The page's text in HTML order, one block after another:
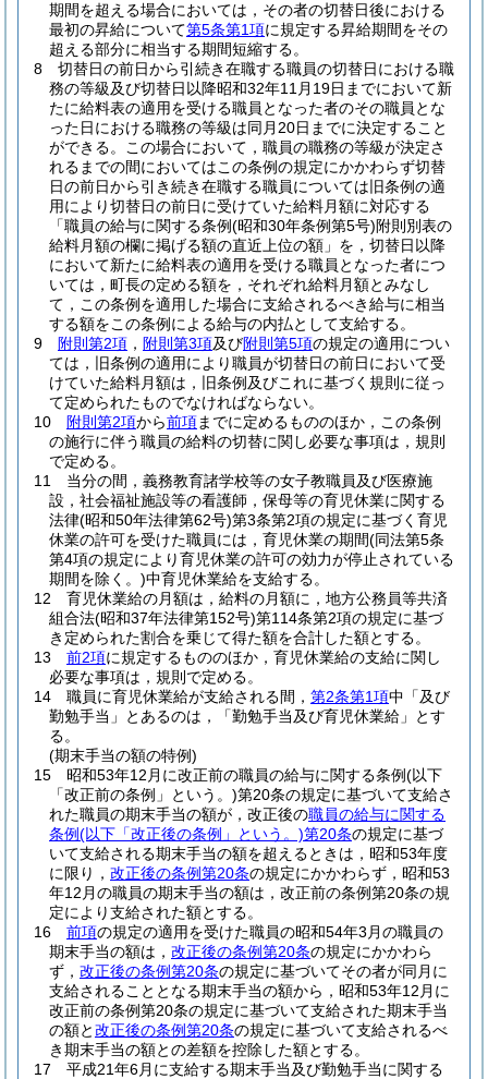
期間を超える場合においては，その者の切替日後における
最初の昇給について第5条第1項に規定する昇給期間をその
超える部分に相当する期間短縮する。
8
切替日の前日から引続き在職する職員の切替日における職
務の等級及び切替日以降昭和32年11月19日までにおいて新
たに給料表の適用を受ける職員となった者のその職員とな
った日における職務の等級は同月20日までに決定すること
ができる。
この場合において，職員の職務の等級が決定さ
れるまでの間においてはこの条例の規定にかかわらず切替
日の前日から引き続き在職する職員については旧条例の適
用により切替日の前日に受けていた給料月額に対応する
「職員の給与に関する条例(昭和30年条例第5号)附則別表の
給料月額の欄に掲げる額の直近上位の額」を，切替日以降
において新たに給料表の適用を受ける職員となった者につ
いては，町長の定める額を，それぞれ給料月額とみなし
て，この条例を適用した場合に支給されるべき給与に相当
する額をこの条例による給与の内払として支給する。
9
附則第2項 ， 附則第3項及び附則第5項の規定の適用につい
ては，旧条例の適用により職員が切替日の前日において受
けていた給料月額は，旧条例及びこれに基づく規則に従っ
て定められたものでなければならない。
10
附則第2項から前項までに定めるもののほか，この条例
の施行に伴う職員の給料の切替に関し必要な事項は，規則
で定める。
11
当分の間，義務教育諸学校等の女子教職員及び医療施
設，社会福祉施設等の看護師，保母等の育児休業に関する
法律(昭和50年法律第62号)第3条第2項の規定に基づく育児
休業の許可を受けた職員には，育児休業の期間(同法第5条
第4項の規定により育児休業の許可の効力が停止されている
期間を除く。)中育児休業給を支給する。
12
育児休業給の月額は，給料の月額に，地方公務員等共済
組合法(昭和37年法律第152号)第114条第2項の規定に基づ
き定められた割合を乗じて得た額を合計した額とする。
13
前2項に規定するもののほか，育児休業給の支給に関し
必要な事項は，規則で定める。
14
職員に育児休業給が支給される間， 第2条第1項中「及び
勤勉手当」とあるのは，「勤勉手当及び育児休業給」とす
る。
(期末手当の額の特例)
15
昭和53年12月に改正前の職員の給与に関する条例(以下
「改正前の条例」という。)第20条の規定に基づいて支給さ
れた職員の期末手当の額が，改正後の職員の給与に関する
条例(以下「改正後の条例」という。)第20条の規定に基づ
いて支給される期末手当の額を超えるときは，昭和53年度
に限り， 改正後の条例第20条の規定にかかわらず，昭和53
年12月の職員の期末手当の額は，改正前の条例第20条の規
定により支給された額とする。
16
前項の規定の適用を受けた職員の昭和54年3月の職員の
期末手当の額は， 改正後の条例第20条の規定にかかわら
ず， 改正後の条例第20条の規定に基づいてその者が同月に
支給されることとなる期末手当の額から，昭和53年12月に
改正前の条例第20条の規定に基づいて支給された期末手当
の額と改正後の条例第20条の規定に基づいて支給されるべ
き期末手当の額との差額を控除した額とする。
17
平成21年6月に支給する期末手当及び勤勉手当に関する